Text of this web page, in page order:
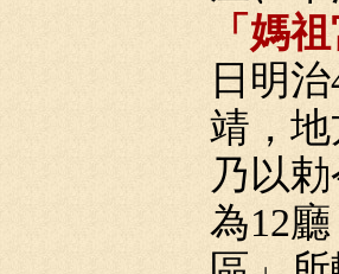
「媽
日明
靖，
乃以
為12